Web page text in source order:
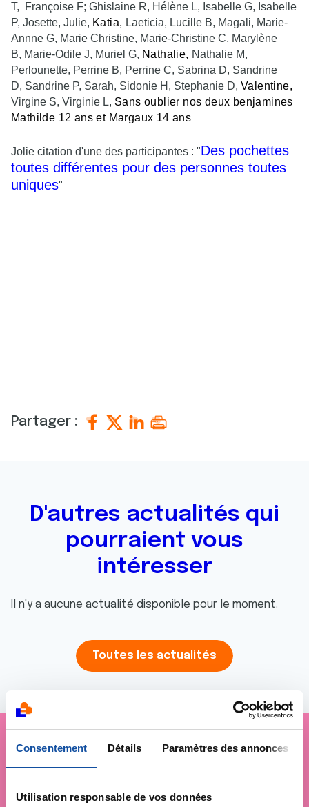
Consentement Détails Paramètres des annonces
Utilisation responsable de vos données
T, Françoise F; Ghislaine R, Hélène L, Isabelle G, Isabelle
P, Josette, Julie, Katia, Laeticia, Lucille B, Magali, Marie-
Annne G, Marie Christine, Marie-Christine C, Marylène
B, Marie-Odile J, Muriel G, Nathalie, Nathalie M,
Perlounette, Perrine B, Perrine C, Sabrina D, Sandrine
D, Sandrine P, Sarah, Sidonie H, Stephanie D,
Virgine S, Virginie L, Sans oublier nos deux benjamines
Mathilde 12 ans et Margaux 14 ans
Jolie citation d'une des participantes : "Des pochettes
toutes différentes pour des personnes toutes
uniques"
Partager :
D'autres actualités qui
pourraient vous
intéresser
Il n'y a aucune actualité disponible pour le moment.
Toutes les actualités
Je soutiensLa Ligue
contre le cancer